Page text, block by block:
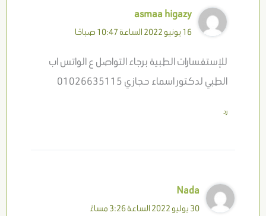
asmaa higazy
16 يونيو 2022 الساعة 10:47 صباحًا
للإستفسارات الطبية برجاء التواصل ع الواتس اب
الطبي لدكتور اسماء حجازي 01026635115
رد
Nada
30 يوليو 2022 الساعة 3:26 مساءً